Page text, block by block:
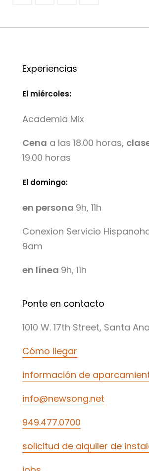
Experiencias
El miércoles:
Academia Mix
Cena a las 18.00 horas,
19.00 horas
El domingo:
en persona 9h, 11h
Conexion Servicio
9am
en línea 9h, 11h
Ponte en contacto
1010 W. 17th Street, Santa
Cómo llegar
información de
info@newsong.net
949.477.0700
solicitud de alquiler de